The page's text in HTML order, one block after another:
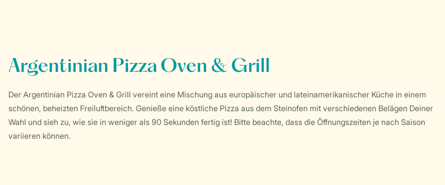
Argentinian Pizza Oven & Grill
Der Argentinian Pizza Oven & Grill vereint eine Mischung aus europäischer und lateinamerikanischer Küche in einem
schönen, beheizten Freiluftbereich. Genieße eine köstliche Pizza aus dem Steinofen mit verschiedenen Belägen Deiner
Wahl und sieh zu, wie sie in weniger als 90 Sekunden fertig ist! Bitte beachte, dass die Öffnungszeiten je nach Saison
variieren können.